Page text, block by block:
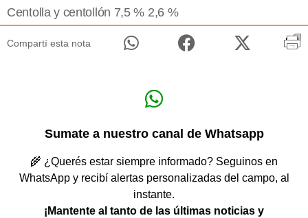
Centolla y centollón 7,5 % 2,6 %
Compartí esta nota
Sumate a nuestro canal de Whatsapp
🌾 ¿Querés estar siempre informado? Seguinos en
WhatsApp y recibí alertas personalizadas del campo, al
instante.
¡Mantente al tanto de las últimas noticias y